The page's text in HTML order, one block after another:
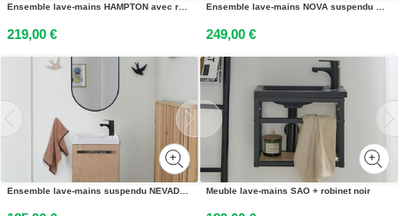
Ensemble lave-mains HAMPTON avec rangement latéral et miroir tablette noire
219,00 €
Ensemble lave-mains NOVA suspendu métal et bois avec robinet noir
249,00 €
Ensemble lave-mains suspendu NEVADA avec miroir ovale Meuble lave-mains SAO + robinet noir